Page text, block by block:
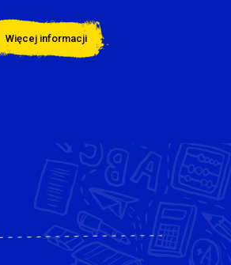
Więcej informacji